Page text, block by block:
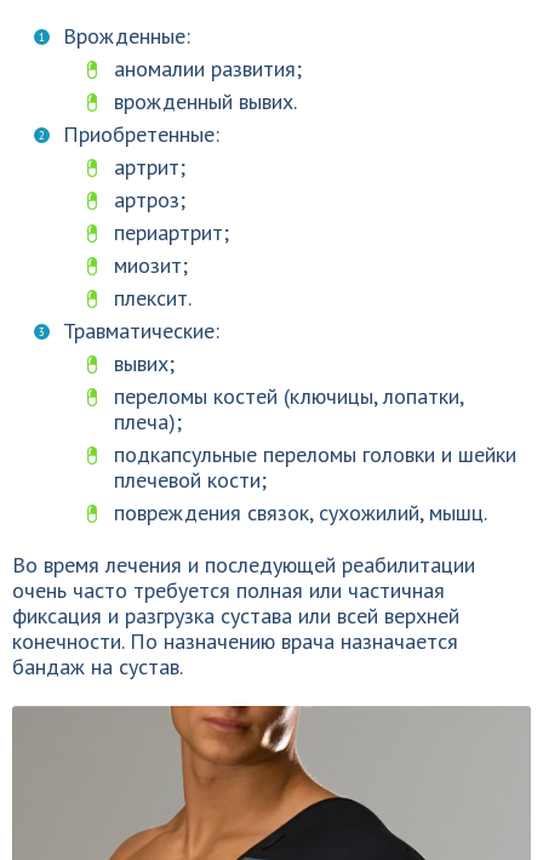
Врожденные:
аномалии развития;
врожденный вывих.
Приобретенные:
артрит;
артроз;
периартрит;
миозит;
плексит.
Травматические:
вывих;
переломы костей (ключицы, лопатки,
плеча);
подкапсульные переломы головки и шейки
плечевой кости;
повреждения связок, сухожилий, мышц.
Во время лечения и последующей реабилитации
очень часто требуется полная или частичная
фиксация и разгрузка сустава или всей верхней
конечности. По назначению врача назначается
бандаж на сустав.